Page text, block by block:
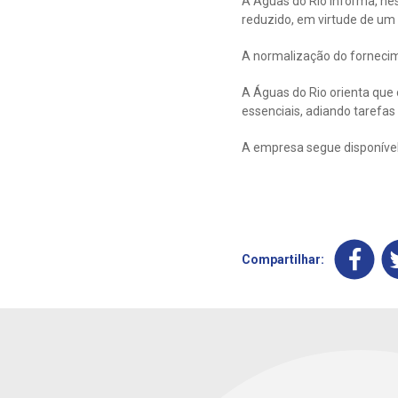
reduzido, em virtude de
A normalização do
A Águas do Rio orienta
essenciais, adiando
A empresa segue
Compartilhar: